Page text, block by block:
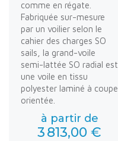
comme en régate.
Fabriquée sur-mesure
par un voilier selon le
cahier des charges SO
sails, la grand-voile
semi-lattée SO radial est
une voile en tissu
polyester laminé à coupe
orientée.
à partir de
3 813,00 €